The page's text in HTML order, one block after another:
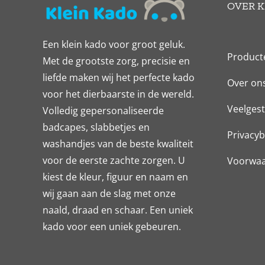
Een klein kado voor groot geluk.
Met de grootste zorg, precisie en
liefde maken wij het perfecte kado
voor het dierbaarste in de wereld.
Volledig gepersonaliseerde
badcapes, slabbetjes en
washandjes van de beste kwaliteit
voor de eerste zachte zorgen. U
kiest de kleur, figuur en naam en
wij gaan aan de slag met onze
naald, draad en schaar. Een uniek
kado voor een uniek gebeuren.
OVER
Over